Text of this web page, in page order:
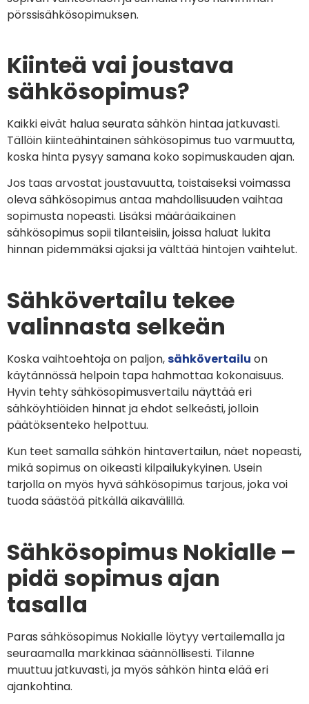
pörssisähkösopimuksen.
Kiinteä vai joustava
sähkösopimus?
Kaikki eivät halua seurata sähkön hintaa jatkuvasti.
Tällöin kiinteähintainen sähkösopimus tuo varmuutta,
koska hinta pysyy samana koko sopimuskauden ajan.
Jos taas arvostat joustavuutta, toistaiseksi voimassa
oleva sähkösopimus antaa mahdollisuuden vaihtaa
sopimusta nopeasti. Lisäksi määräaikainen
sähkösopimus sopii tilanteisiin, joissa haluat lukita
hinnan pidemmäksi ajaksi ja välttää hintojen vaihtelut.
Sähkövertailu tekee
valinnasta selkeän
Koska vaihtoehtoja on paljon,sähkövertailu on
käytännössä helpoin tapa hahmottaa kokonaisuus.
Hyvin tehty sähkösopimusvertailu näyttää eri
sähköyhtiöiden hinnat ja ehdot selkeästi, jolloin
päätöksenteko helpottuu.
Kun teet samalla sähkön hintavertailun, näet nopeasti,
mikä sopimus on oikeasti kilpailukykyinen. Usein
tarjolla on myös hyvä sähkösopimus tarjous, joka voi
tuoda säästöä pitkällä aikavälillä.
Sähkösopimus Nokialle –
pidä sopimus ajan
tasalla
Paras sähkösopimus Nokialle löytyy vertailemalla ja
seuraamalla markkinaa säännöllisesti. Tilanne
muuttuu jatkuvasti, ja myös sähkön hinta elää eri
ajankohtina.